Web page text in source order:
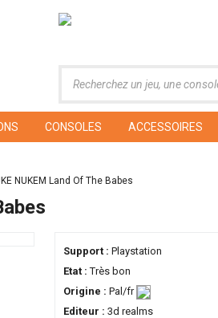
CONSOLES ACCESSOIRES
NUKEM Land Of The Babes
Support : Playstation
Etat :Très bon
Origine : Pal/fr
Editeur : 3d realms